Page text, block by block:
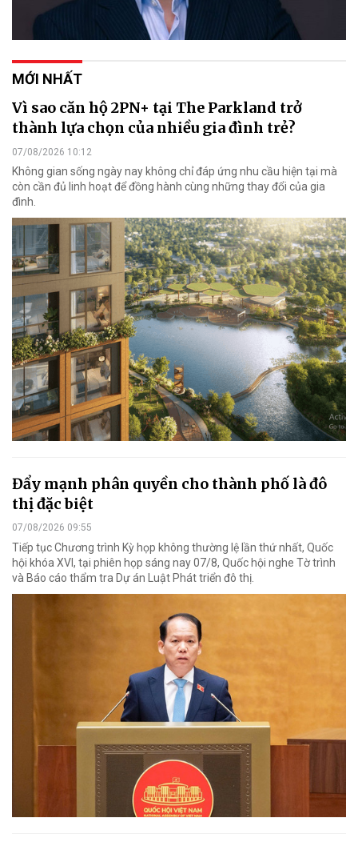
MỚI NHẤT
Vì sao căn hộ 2PN+ tại The Parkland trở
thành lựa chọn của nhiều gia đình trẻ?
07/08/2026 10:12
Không gian sống ngày nay không chỉ đáp ứng nhu cầu hiện tại mà
còn cần đủ linh hoạt để đồng hành cùng những thay đổi của gia
đình.
Đẩy mạnh phân quyền cho thành phố là đô
thị đặc biệt
07/08/2026 09:55
Tiếp tục Chương trình Kỳ họp không thường lệ lần thứ nhất, Quốc
hội khóa XVI, tại phiên họp sáng nay 07/8, Quốc hội nghe Tờ trình
và Báo cáo thẩm tra Dự án Luật Phát triển đô thị.